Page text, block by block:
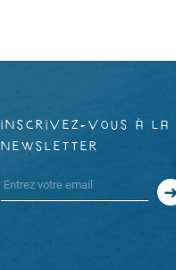
inscrivez-vous à la
newsletter